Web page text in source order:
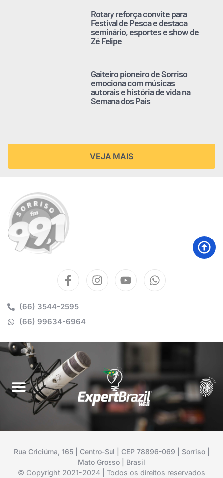
Rotary reforça convite para
Festival de Pesca e destaca
seminário, esportes e show de
Zé Felipe
Gaiteiro pioneiro de Sorriso
emociona com músicas
autorais e história de vida na
Semana dos Pais
VEJA MAIS
(66) 3544-2595
(66) 99634-6964
Rua Criciúma, 165 | Centro-Sul | CEP 78896-069 | Sorriso |
Mato Grosso | Brasil
© Copyright 2021-2024 | Todos os direitos reservados